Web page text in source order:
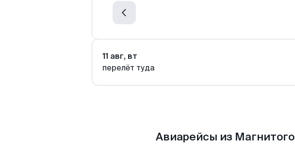
11 авг, вт
перелёт туда
Авиарейсы из